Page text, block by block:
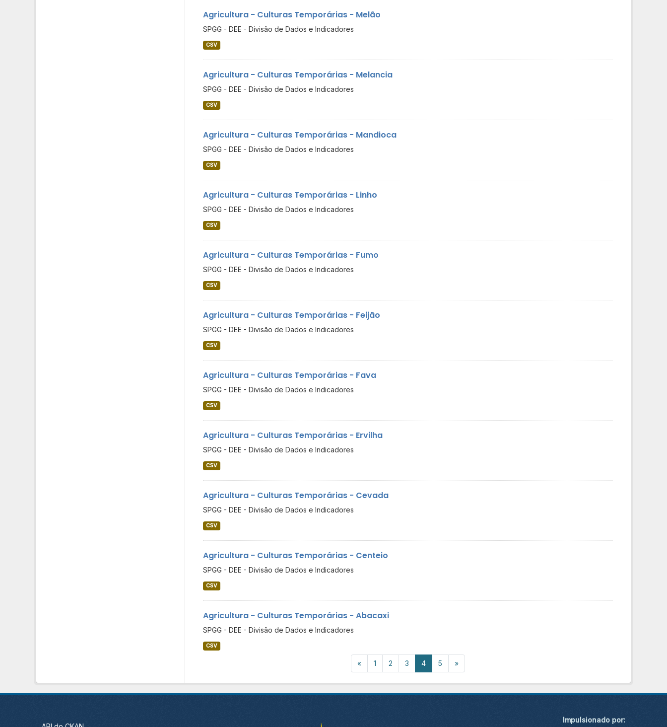
Agricultura - Culturas Temporárias - Melão
SPGG - DEE - Divisão de Dados e Indicadores
CSV
Agricultura - Culturas Temporárias - Melancia
SPGG - DEE - Divisão de Dados e Indicadores
CSV
Agricultura - Culturas Temporárias - Mandioca
SPGG - DEE - Divisão de Dados e Indicadores
CSV
Agricultura - Culturas Temporárias - Linho
SPGG - DEE - Divisão de Dados e Indicadores
CSV
Agricultura - Culturas Temporárias - Fumo
SPGG - DEE - Divisão de Dados e Indicadores
CSV
Agricultura - Culturas Temporárias - Feijão
SPGG - DEE - Divisão de Dados e Indicadores
CSV
Agricultura - Culturas Temporárias - Fava
SPGG - DEE - Divisão de Dados e Indicadores
CSV
Agricultura - Culturas Temporárias - Ervilha
SPGG - DEE - Divisão de Dados e Indicadores
CSV
Agricultura - Culturas Temporárias - Cevada
SPGG - DEE - Divisão de Dados e Indicadores
CSV
Agricultura - Culturas Temporárias - Centeio
SPGG - DEE - Divisão de Dados e Indicadores
CSV
Agricultura - Culturas Temporárias - Abacaxi
SPGG - DEE - Divisão de Dados e Indicadores
CSV
« 1 2 3 4 5 »
Impulsionado por: